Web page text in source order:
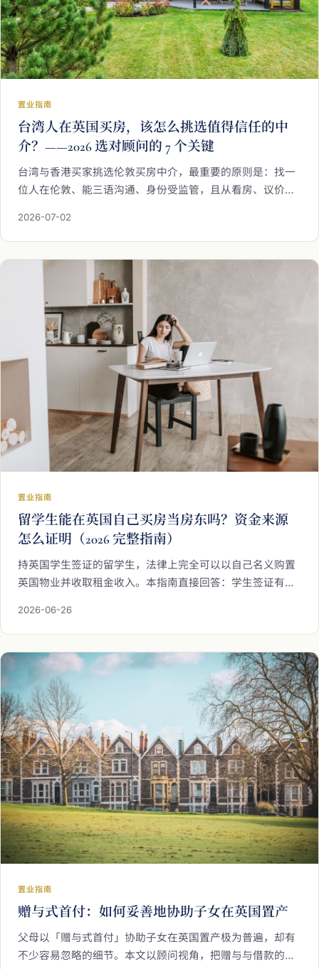
置业指南
台湾人在英国买房，该怎么挑选值得信任的中
介？——2026 选对顾问的 7 个关键
台湾与香港买家挑选伦敦买房中介，最重要的原则是：找一
位人在伦敦、能三语沟通、身份受监管，且从看房、议价、
可靠、成交后仍在身边的长期合作对象。
2026-07-02
置业指南
留学生能在英国自己买房当房东吗？资金来源
怎么证明（2026 完整指南）
持英国学生签证的留学生，法律上完全可以以自己名义购置
英国物业并收取租金收入。本指南直接回答：学生签证有没
构），以及买房后的印花税、非居民房东税和 CGT 申报要
点。IREIS Properties 海瑞万仕整理最常见疑问，让香港家
庭在决策前有清晰的全貌。
2026-06-26
置业指南
赠与式首付：如何妥善地协助子女在英国置产
父母以「赠与式首付」协助子女在英国置产极为普遍，却有
不少容易忽略的细节。本文以顾问视角，把赠与与借款的界